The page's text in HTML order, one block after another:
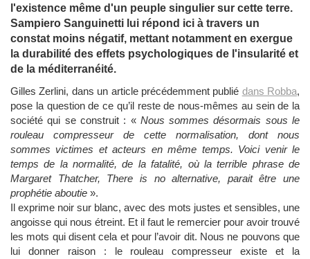
l'existence même d'un peuple singulier sur cette terre.
Sampiero Sanguinetti lui répond ici à travers un
constat moins négatif, mettant notamment en exergue
la durabilité des effets psychologiques de l'insularité et
de la méditerranéité.
Gilles Zerlini, dans un article précédemment publié dans Robba,
pose la question de ce qu’il reste de nous-mêmes au sein de la
société qui se construit : « Nous sommes désormais sous le
rouleau compresseur de cette normalisation, dont nous
sommes victimes et acteurs en même temps. Voici venir le
temps de la normalité, de la fatalité, où la terrible phrase de
Margaret Thatcher, There is no alternative, parait être une
prophétie aboutie ».
Il exprime noir sur blanc, avec des mots justes et sensibles, une
angoisse qui nous étreint. Et il faut le remercier pour avoir trouvé
les mots qui disent cela et pour l’avoir dit. Nous ne pouvons que
lui donner raison : le rouleau compresseur existe et la